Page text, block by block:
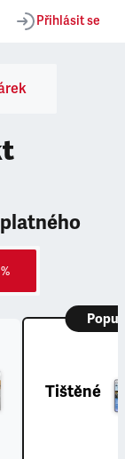
Přihlásit se
Tištěné